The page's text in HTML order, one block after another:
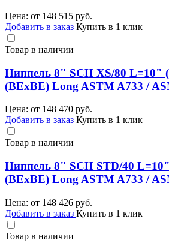
Цена: от 148 515 руб.
Добавить в заказ Купить в 1 клик
Товар в наличии
Ниппель 8" SCH XS/80 L=10"
(BEхBE) Long ASTM A733 /
Цена: от 148 470 руб.
Добавить в заказ Купить в 1 клик
Товар в наличии
Ниппель 8" SCH STD/40
(BEхBE) Long ASTM A733 /
Цена: от 148 426 руб.
Добавить в заказ Купить в 1 клик
Товар в наличии